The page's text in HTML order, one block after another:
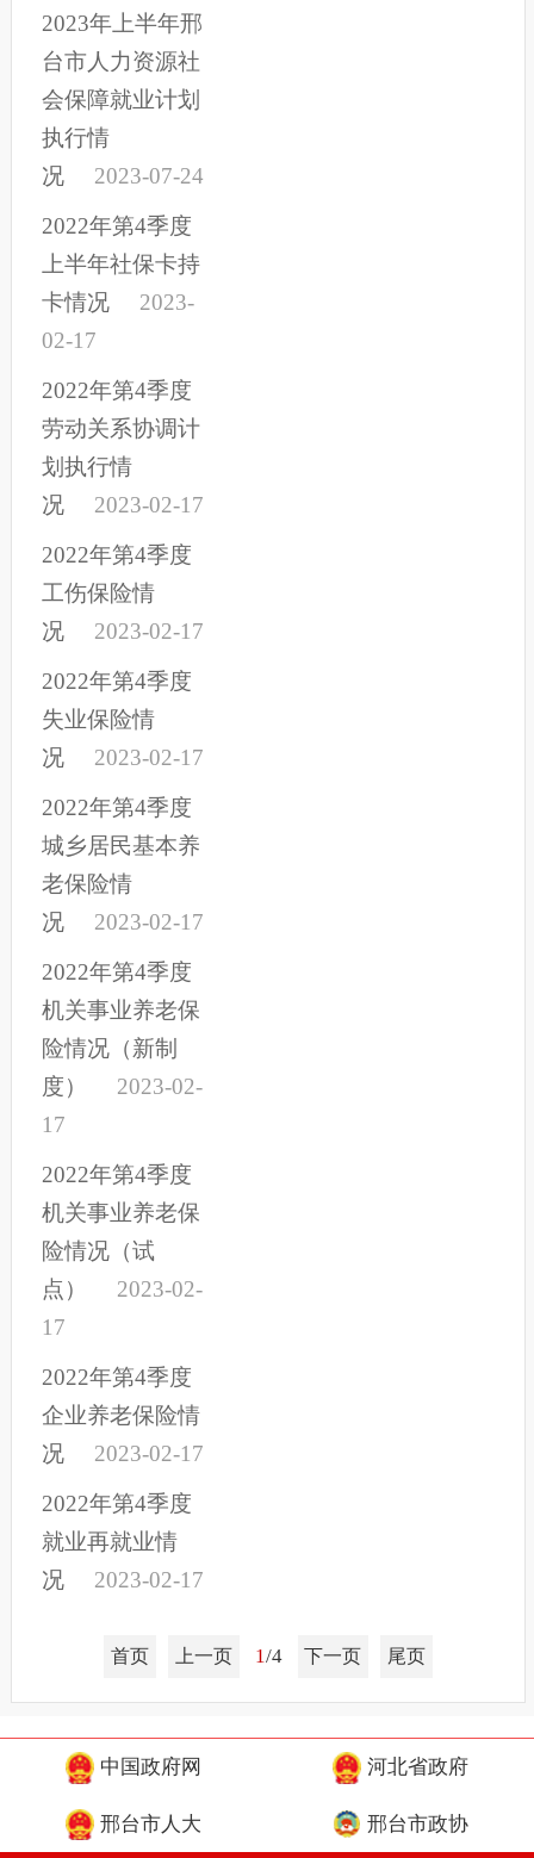
2023年上半年邢
台市人力资源社
会保障就业计划
执行情
况
2023-07-24
2022年第4季度
上半年社保卡持
卡情况
2023-
02-17
2022年第4季度
劳动关系协调计
划执行情
况
2023-02-17
2022年第4季度
工伤保险情
况
2023-02-17
2022年第4季度
失业保险情
况
2023-02-17
2022年第4季度
城乡居民基本养
老保险情
况
2023-02-17
2022年第4季度
机关事业养老保
险情况（新制
度）
2023-02-
17
2022年第4季度
机关事业养老保
险情况（试
点）
2023-02-
17
2022年第4季度
企业养老保险情
况
2023-02-17
2022年第4季度
就业再就业情
况
2023-02-17
首页 上一页 1/4 下一页 尾页
中国政府网 河北省政府
邢台市人大 邢台市政协